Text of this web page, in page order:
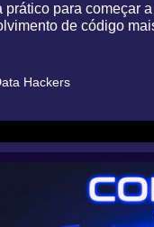
prático para começar
de código
Hackers